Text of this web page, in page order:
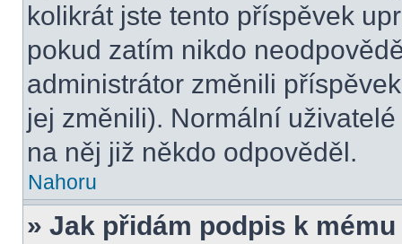
kolikrát jste tento příspěvek
pokud zatím nikdo
administrátor změnili
jej změnili). Normální
na něj již někdo odpověděl.
Nahoru
» Jak přidám podpis k